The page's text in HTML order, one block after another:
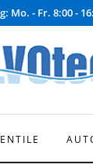
Mo. - Fr. 8:00 -